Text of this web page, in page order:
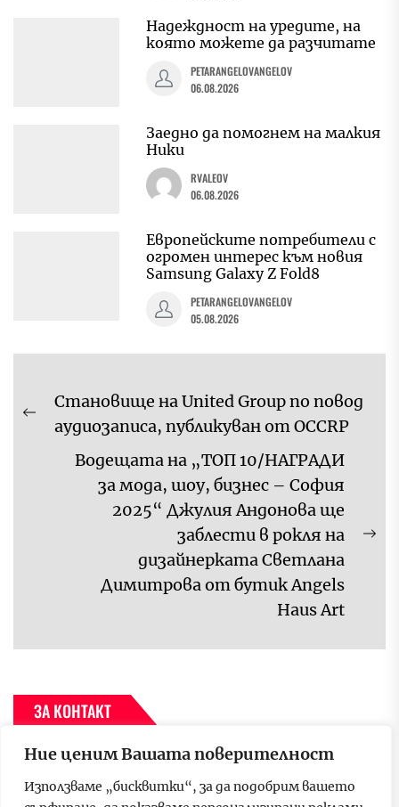
Ние ценим Вашата поверителност
Използваме „бисквитки“, за да подобрим вашето
Надеждност на уредите, на
която можете да разчитате
PETARANGELOVANGELOV
06.08.2026
Заедно да помогнем на малкия
Ники
RVALEOV
06.08.2026
Европейските потребители с
огромен интерес към новия
Samsung Galaxy Z Fold8
PETARANGELOVANGELOV
05.08.2026
Навигация
Previous
Становище на United Group по повод
аудиозаписа, публикуван от OCCRP
Водещата на „ТОП 10/НАГРАДИ
за мода, шоу, бизнес – София
2025“ Джулия Андонова ще
заблести в рокля на
дизайнерката Светлана
Димитрова от бутик Angels
Haus Art
ЗА КОНТАКТ
За да се свържете с нас, моля пишете на имейл адрес –